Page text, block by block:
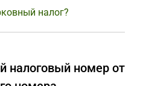
налог?
налоговый номер от